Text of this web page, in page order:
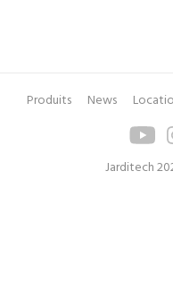
Pied
Menu
navigation
Produits News
Jarditech